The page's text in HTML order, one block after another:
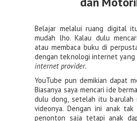
Belajar melalui ruang digital
mudah lho. Kalau dulu
atau membaca buku di
dengan teknologi internet yang
internet provider.
YouTube pun demikian dapat
Biasanya saya mencari ide
dulu dong, setelah itu barulah
videonya. Dengan ini anak
penonton saja tetapi anak